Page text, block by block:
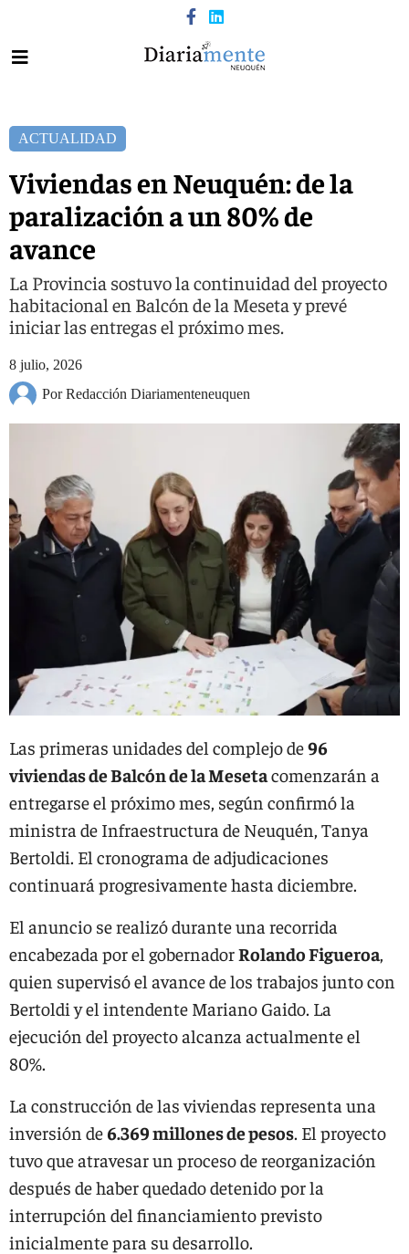
ACTUALIDAD
Viviendas en Neuquén: de la
paralización a un 80% de
avance
La Provincia sostuvo la continuidad del proyecto
habitacional en Balcón de la Meseta y prevé
iniciar las entregas el próximo mes.
8 julio, 2026
Por Redacción Diariamenteneuquen
Las primeras unidades del complejo de96
viviendas de Balcón de la Mesetacomenzarán a
entregarse el próximo mes, según confirmó la
ministra de Infraestructura de Neuquén, Tanya
Bertoldi. El cronograma de adjudicaciones
continuará progresivamente hasta diciembre.
El anuncio se realizó durante una recorrida
encabezada por el gobernadorRolando Figueroa,
quien supervisó el avance de los trabajos junto con
Bertoldi y el intendente Mariano Gaido. La
ejecución del proyecto alcanza actualmente el
80%.
La construcción de las viviendas representa una
inversión de 6.369 millones de pesos. El proyecto
tuvo que atravesar un proceso de reorganización
después de haber quedado detenido por la
interrupción del financiamiento previsto
inicialmente para su desarrollo.